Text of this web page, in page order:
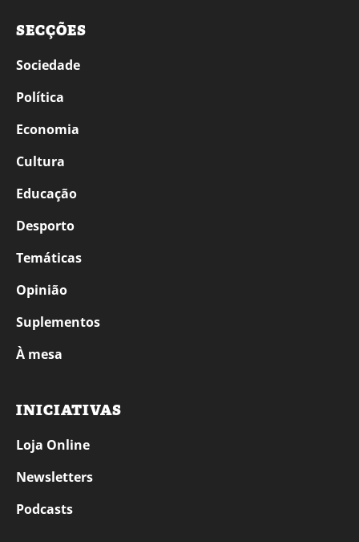
SECÇÕES
Sociedade
Política
Economia
Cultura
Educação
Desporto
Temáticas
Opinião
Suplementos
À mesa
INICIATIVAS
Loja Online
Newsletters
Podcasts